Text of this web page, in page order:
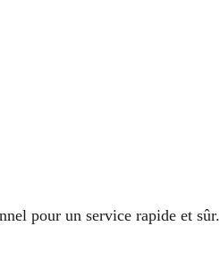
pour un service rapide et sûr.